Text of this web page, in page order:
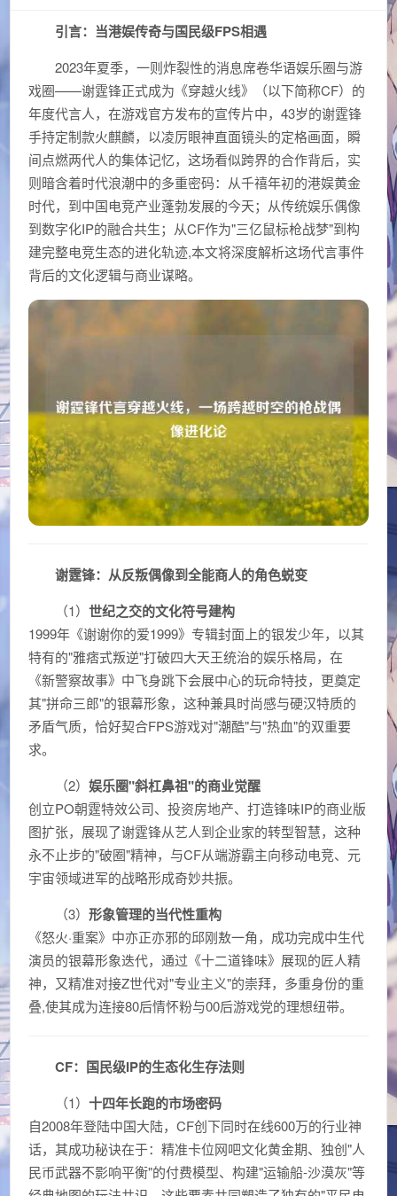
引言：当港娱传奇与国民级FPS相遇
2023年夏季，一则炸裂性的消息席卷华语娱乐圈与游
戏圈——谢霆锋正式成为《穿越火线》（以下简称CF）的
年度代言人，在游戏官方发布的宣传片中，43岁的谢霆锋
手持定制款火麒麟，以凌厉眼神直面镜头的定格画面，瞬
间点燃两代人的集体记忆，这场看似跨界的合作背后，实
则暗含着时代浪潮中的多重密码：从千禧年初的港娱黄金
时代，到中国电竞产业蓬勃发展的今天；从传统娱乐偶像
到数字化IP的融合共生；从CF作为"三亿鼠标枪战梦"到构
建完整电竞生态的进化轨迹,本文将深度解析这场代言事件
背后的文化逻辑与商业谋略。
谢霆锋：从反叛偶像到全能商人的角色蜕变
（1）世纪之交的文化符号建构
1999年《谢谢你的爱1999》专辑封面上的银发少年，以其
特有的"雅痞式叛逆"打破四大天王统治的娱乐格局，在
《新警察故事》中飞身跳下会展中心的玩命特技，更奠定
其"拼命三郎"的银幕形象，这种兼具时尚感与硬汉特质的
矛盾气质，恰好契合FPS游戏对"潮酷"与"热血"的双重要
求。
（2）娱乐圈"斜杠鼻祖"的商业觉醒
创立PO朝霆特效公司、投资房地产、打造锋味IP的商业版
图扩张，展现了谢霆锋从艺人到企业家的转型智慧，这种
永不止步的"破圈"精神，与CF从端游霸主向移动电竞、元
宇宙领域进军的战略形成奇妙共振。
（3）形象管理的当代性重构
《怒火·重案》中亦正亦邪的邱刚敖一角，成功完成中生代
演员的银幕形象迭代，通过《十二道锋味》展现的匠人精
神，又精准对接Z世代对"专业主义"的崇拜，多重身份的重
叠,使其成为连接80后情怀粉与00后游戏党的理想纽带。
CF：国民级IP的生态化生存法则
（1）十四年长跑的市场密码
自2008年登陆中国大陆，CF创下同时在线600万的行业神
话，其成功秘诀在于：精准卡位网吧文化黄金期、独创"人
民币武器不影响平衡"的付费模型、构建"运输船-沙漠灰"等